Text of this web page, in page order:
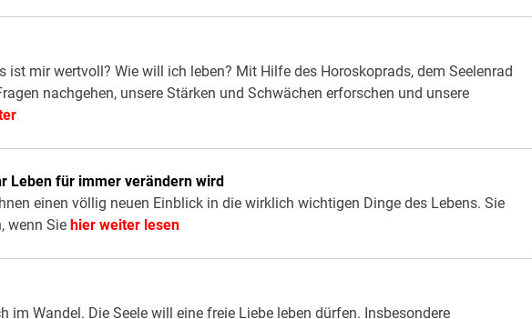
ist mir wertvoll? Wie will ich leben? Mit Hilfe des Horoskoprads, dem Seelenrad
nachgehen, unsere Stärken und Schwächen erforschen und unsere
Leben für immer verändern wird
einen völlig neuen Einblick in die wirklich wichtigen Dinge des Lebens. Sie
wenn Sie hier weiter lesen
im Wandel. Die Seele will eine freie Liebe leben dürfen. Insbesondere